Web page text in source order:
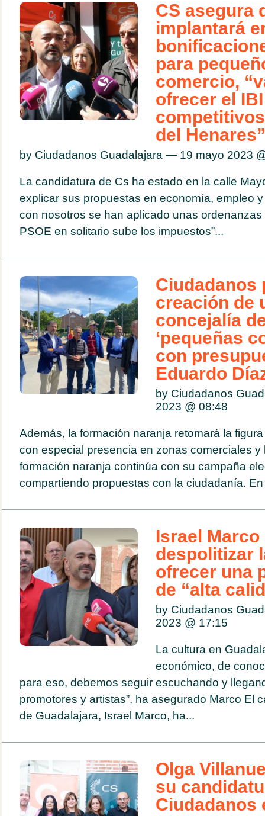
CS asegura
implantará
para
comercio,
ofrecer el
del Henares”
by Ciudadanos Guadalajara — 19 mayo 2023
La candidatura de Cs ha estado en la calle
explicar sus propuestas en economía, empleo
con nosotros se han aplicado unas
PSOE en solitario sube los impuestos”...
Ciudadanos
creación de
concejalía
‘pequeñas
con
Eduardo
by Ciudadanos
2023 @ 08:48
Además, la formación naranja retomará la
con especial presencia en zonas comerciales y
formación naranja continúa con su campaña
compartiendo propuestas con la ciudadanía. En
Israel
despolitizar
ofrecer una
de “alta
by Ciudadanos
2023 @ 17:15
La cultura en
económico, de
para eso, debemos seguir escuchando y
promotores y artistas”, ha asegurado Marco El
de Guadalajara, Israel Marco, ha...
Olga
su
Ciudadanos